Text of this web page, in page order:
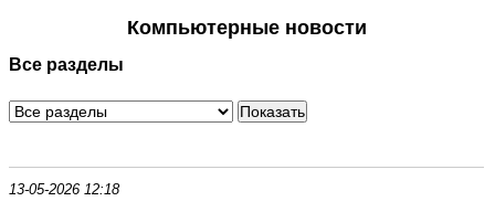
Периферия
Программное обеспечение
Компьютерные новости
Все разделы
13-05-2026 12:18